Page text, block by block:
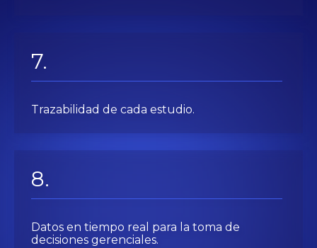
Trazabilidad de cada estudio.
Datos en tiempo real para la toma de
decisiones gerenciales.